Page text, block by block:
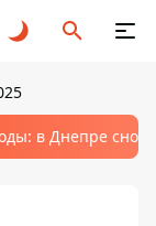
в Днепре